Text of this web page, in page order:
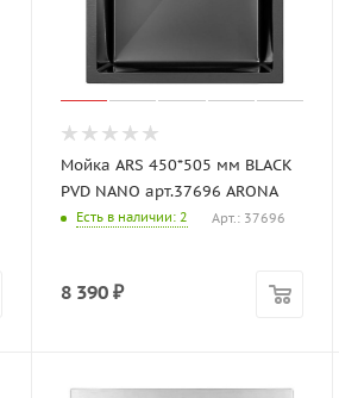
Мойка ARS 450*505 мм BLACK
PVD NANO арт.37696 ARONA
Есть в наличии: 2 Арт.: 37696
8 390 ₽